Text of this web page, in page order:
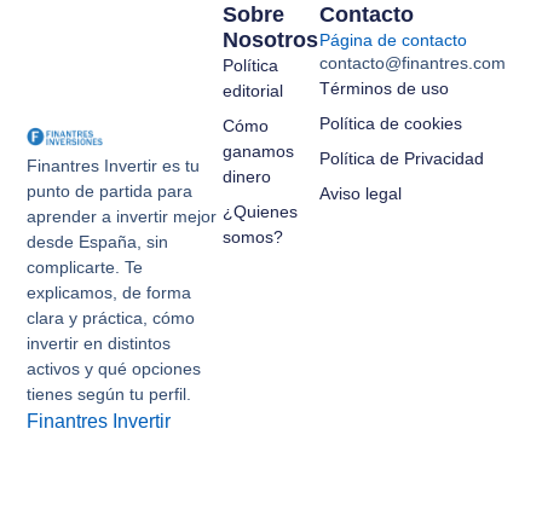
Finantres Invertir es tu
punto de partida para
aprender a invertir mejor
desde España, sin
complicarte. Te
explicamos, de forma
clara y práctica, cómo
invertir en distintos
activos y qué opciones
tienes según tu perfil.
Finantres Invertir
Sobre
Nosotros
Política
editorial
Cómo
ganamos
dinero
¿Quienes
somos?
Contacto
Página de contacto
contacto@finantres.com
Términos de uso
Política de cookies
Política de Privacidad
Aviso legal